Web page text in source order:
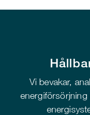
Vi bevakar,